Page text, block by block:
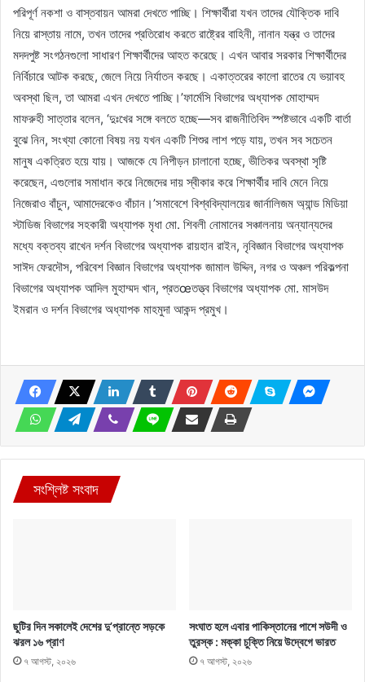
পরিপূর্ণ নকশা ও বাস্তবায়ন আমরা দেখতে পাচ্ছি। শিক্ষার্থীরা যখন তাদের যৌক্তিক দাবি
নিয়ে রাস্তায় নামে, তখন তাদের প্রতিরোধ করতে রাষ্ট্রের বাহিনী, নানান যন্ত্র ও তাদের
মদদপুষ্ট সংগঠনগুলো সাধারণ শিক্ষার্থীদের আহত করেছে। এখন আবার সরকার শিক্ষার্থীদের
নির্বিচারে আটক করছে, জেলে নিয়ে নির্যাতন করছে। একাত্তরের কালো রাতের যে ভয়াবহ
অবস্থা ছিল, তা আমরা এখন দেখতে পাচ্ছি।’ফার্মেসি বিভাগের অধ্যাপক মোহাম্মদ
মাফরুহী সাত্তার বলেন, ‘দুঃখের সঙ্গে বলতে হচ্ছে—সব রাজনীতিবিদ স্পষ্টভাবে একটি বার্তা
বুঝে নিন, সংখ্যা কোনো বিষয় নয় যখন একটি শিশুর লাশ পড়ে যায়, তখন সব সচেতন
মানুষ একত্রিত হয়ে যায়। আজকে যে নিপীড়ন চালানো হচ্ছে, ভীতিকর অবস্থা সৃষ্টি
করেছেন, এগুলোর সমাধান করে নিজেদের দায় স্বীকার করে শিক্ষার্থীর দাবি মেনে নিয়ে
নিজেরাও বাঁচুন, আমাদেরকেও বাঁচান।’সমাবেশে বিশ্ববিদ্যালয়ের জার্নালিজম অ্যান্ড মিডিয়া
স্টাডিজ বিভাগের সহকারী অধ্যাপক মৃধা মো. শিবলী নোমানের সঞ্চালনায় অন্যান্যদের
মধ্যে বক্তব্য রাখেন দর্শন বিভাগের অধ্যাপক রায়হান রাইন, নৃবিজ্ঞান বিভাগের অধ্যাপক
সাঈদ ফেরদৌস, পরিবেশ বিজ্ঞান বিভাগের অধ্যাপক জামাল উদ্দিন, নগর ও অঞ্চল পরিকল্পনা
বিভাগের অধ্যাপক আদিল মুহাম্মদ খান, প্রতœতত্ত্ব বিভাগের অধ্যাপক মো. মাসউদ
ইমরান ও দর্শন বিভাগের অধ্যাপক মাহমুদা আকন্দ প্রমুখ।
সংশ্লিষ্ট সংবাদ
ছুটির দিন সকালেই দেশের দু’প্রান্তে সড়কে
ঝরল ১৬ প্রাণ
৭ আগস্ট, ২০২৬
সংঘাত হলে এবার পাকিস্তানের পাশে সউদী ও
তুরস্ক : মক্কা চুক্তি নিয়ে উদ্বেগে ভারত
৭ আগস্ট, ২০২৬